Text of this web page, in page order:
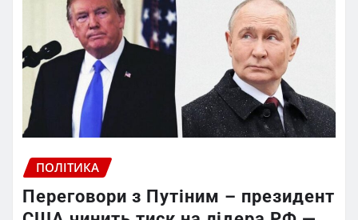
ПОЛІТИКА
Переговори з Путіним – президент